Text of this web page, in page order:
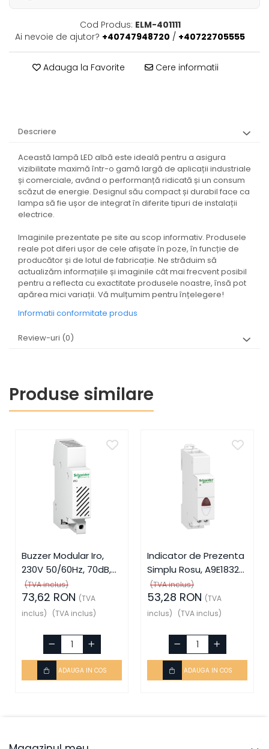
Cod Produs: ELM-401111
Ai nevoie de ajutor? +40747948720 / +40722705555
Adauga la Favorite Cere informatii
Descriere
Această lampă LED albă este ideală pentru a asigura
vizibilitate maximă într-o gamă largă de aplicații industriale
și comerciale, având o performanță ridicată și un consum
scăzut de energie. Designul său compact și durabil face ca
lampa să fie ușor de integrat în diferite tipuri de instalații
electrice.
Imaginile prezentate pe site au scop informativ. Produsele
reale pot diferi ușor de cele afișate în poze, în funcție de
producător și de lotul de fabricație. Ne străduim să
actualizăm informațiile și imaginile cât mai frecvent posibil
pentru a reflecta cu exactitate produsele noastre, însă pot
apărea mici variații. Vă mulțumim pentru înțelegere!
Informatii conformitate produs
Review-uri (0)
Produse similare
Buzzer Modular Iro,
230V 50/60Hz, 70dB,
A9A15322, Schneider
Electric - Schneider
(TVA inclus)
73,62 RON (TVA
inclus)
(TVA inclus)
ADAUGA IN COS
Indicator de Prezenta
Simplu Rosu, A9E18320,
Schneider Electric -
Schneider
(TVA inclus)
53,28 RON (TVA
inclus)
(TVA inclus)
ADAUGA IN COS